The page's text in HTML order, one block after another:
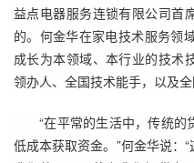
益点电器服务连锁有限公司首
的。何金华在家电技术服务领
成长为本领域、本行业的技术
领办人、全国技术能手，以及全
“在平常的生活中，传统
低成本获取资金。”何金华说：